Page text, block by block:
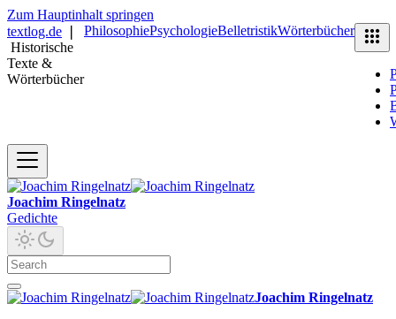
Zum Hauptinhalt springen
textlog.de
Historische
Texte &
Wörterbücher
PhilosophiePsychologieBelletristikWörterbücher
Joachim Ringelnatz
Gedichte
Joachim Ringelnatz